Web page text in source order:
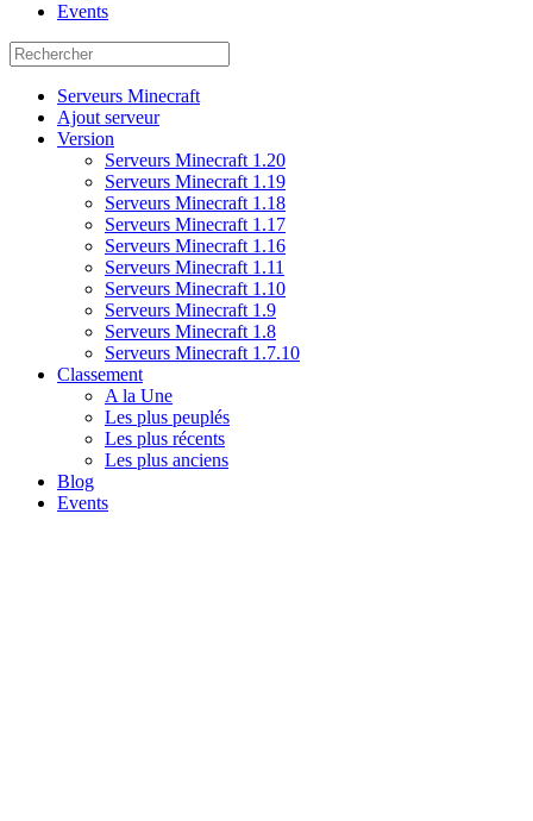
Events
Serveurs Minecraft
Ajout serveur
Version
Serveurs Minecraft 1.20
Serveurs Minecraft 1.19
Serveurs Minecraft 1.18
Serveurs Minecraft 1.17
Serveurs Minecraft 1.16
Serveurs Minecraft 1.11
Serveurs Minecraft 1.10
Serveurs Minecraft 1.9
Serveurs Minecraft 1.8
Serveurs Minecraft 1.7.10
Classement
A la Une
Les plus peuplés
Les plus récents
Les plus anciens
Blog
Events